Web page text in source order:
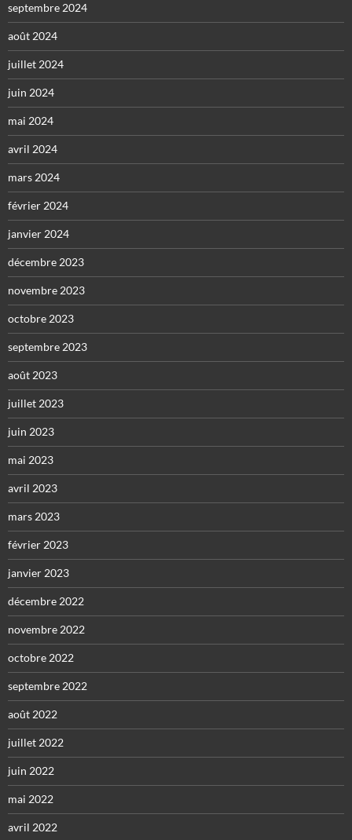
septembre 2024
août 2024
juillet 2024
juin 2024
mai 2024
avril 2024
mars 2024
février 2024
janvier 2024
décembre 2023
novembre 2023
octobre 2023
septembre 2023
août 2023
juillet 2023
juin 2023
mai 2023
avril 2023
mars 2023
février 2023
janvier 2023
décembre 2022
novembre 2022
octobre 2022
septembre 2022
août 2022
juillet 2022
juin 2022
mai 2022
avril 2022